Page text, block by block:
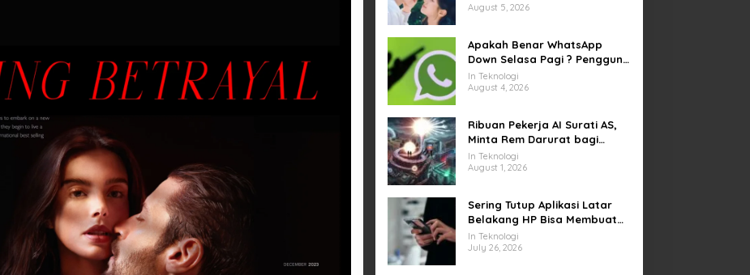
yang Sempat Tertunda
August 5, 2026
Apakah Benar WhatsApp
Down Selasa Pagi ? Pengguna
Kesulitan Kirim Gambar dan
Video di Sejumlah Wilayah
In Teknologi
August 4, 2026
Ribuan Pekerja AI Surati AS,
Minta Rem Darurat bagi
Teknologi Canggih
In Teknologi
August 1, 2026
Sering Tutup Aplikasi Latar
Belakang HP Bisa Membuat
Baterai Lebih Boros
In Teknologi
July 26, 2026